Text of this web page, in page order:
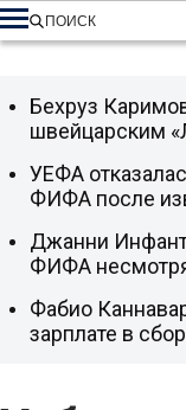
ПОИСК
Бехруз
швейцарским
УЕФА
ФИФА после
Джанни
ФИФА
Фабио
зарплате в